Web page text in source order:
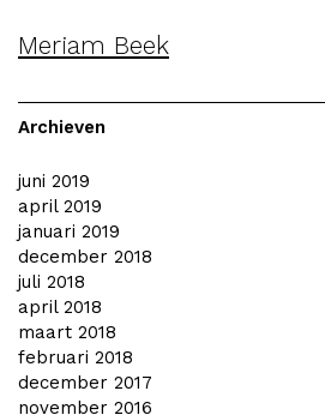
Meriam Beek
Archieven
juni 2019
april 2019
januari 2019
december 2018
juli 2018
april 2018
maart 2018
februari 2018
december 2017
november 2016